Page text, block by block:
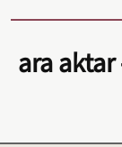
ara